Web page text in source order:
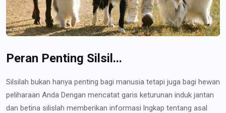
Peran Penting Silsil...
Silsilah bukan hanya penting bagi manusia tetapi juga bagi hewan
peliharaan Anda Dengan mencatat garis keturunan induk jantan
dan betina silislah memberikan informasi lngkap tentang asal